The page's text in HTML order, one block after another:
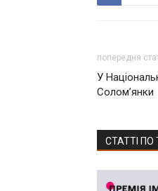
попередня
У
Солом’янки
СТАТТІ ПО